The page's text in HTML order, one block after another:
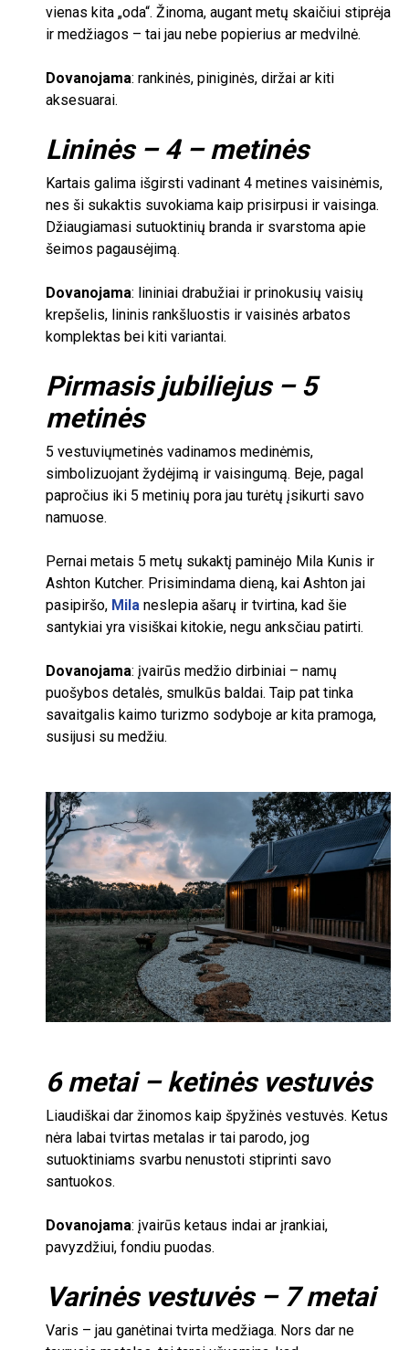
vienas kita „oda“. Žinoma, augant metų skaičiui stiprėja
ir medžiagos – tai jau nebe popierius ar medvilnė.
Dovanojama: rankinės, piniginės, diržai ar kiti
aksesuarai.
Lininės – 4 – metinės
Kartais galima išgirsti vadinant 4 metines vaisinėmis,
nes ši sukaktis suvokiama kaip prisirpusi ir vaisinga.
Džiaugiamasi sutuoktinių branda ir svarstoma apie
šeimos pagausėjimą.
Dovanojama: lininiai drabužiai ir prinokusių vaisių
krepšelis, lininis rankšluostis ir vaisinės arbatos
komplektas bei kiti variantai.
Pirmasis jubiliejus – 5
metinės
5 vestuviųmetinės vadinamos medinėmis,
simbolizuojant žydėjimą ir vaisingumą. Beje, pagal
papročius iki 5 metinių pora jau turėtų įsikurti savo
namuose.
Pernai metais 5 metų sukaktį paminėjo Mila Kunis ir
Ashton Kutcher. Prisimindama dieną, kai Ashton jai
pasipiršo, Mila neslepia ašarų ir tvirtina, kad šie
santykiai yra visiškai kitokie, negu anksčiau patirti.
Dovanojama: įvairūs medžio dirbiniai – namų
puošybos detalės, smulkūs baldai. Taip pat tinka
savaitgalis kaimo turizmo sodyboje ar kita pramoga,
susijusi su medžiu.
6 metai – ketinės vestuvės
Liaudiškai dar žinomos kaip špyžinės vestuvės. Ketus
nėra labai tvirtas metalas ir tai parodo, jog
sutuoktiniams svarbu nenustoti stiprinti savo
santuokos.
Dovanojama: įvairūs ketaus indai ar įrankiai,
pavyzdžiui, fondiu puodas.
Varinės vestuvės – 7metai
Varis – jau ganėtinai tvirta medžiaga. Nors dar ne